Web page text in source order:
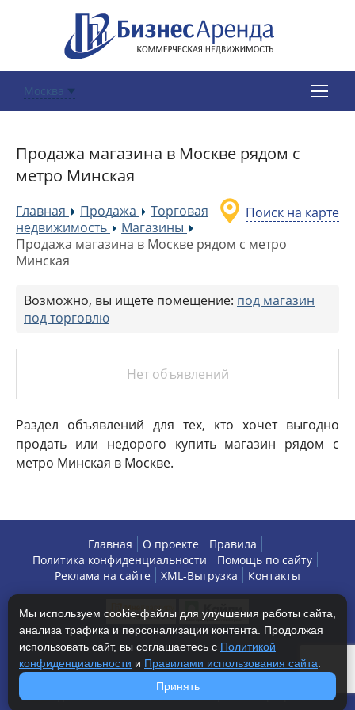
Москва
Продажа магазина в Москве рядом с
метро Минская
Поиск на карте
Главная »Продажа »
Торговая
недвижимость
»Магазины
Продажа магазина в Москве рядом с метро
Минская
Возможно, вы ищете помещение: под магазин
под торговлю
Нет объявлений
Раздел объявлений для тех, кто хочет выгодно
продать или недорого купить магазин рядом с
метро Минская в Москве.
Главная О проекте
Правила
Политика конфиденциальности
Помощь по сайту
Реклама на сайте
XML-Выгрузка Контакты
Copyright © 2013-2026 БизнесАренда - коммерческая
недвижимость, г. Москва. Все права защищены.
Мы используем cookie-файлы для улучшения работы сайта,
анализа трафика и персонализации контента. Продолжая
использовать сайт, вы соглашаетесь с Политикой
конфиденциальности и Правилами использования сайта
Принять